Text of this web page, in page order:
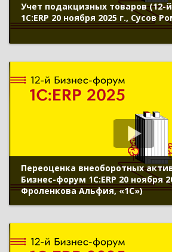
Учет подакцизных товаров (12-
1С:ERP 20 ноября 2025 г., Сусов
Переоценка внеоборотных
Бизнес-форум 1С:ERP 20 ноября
Фроленкова Альфия, «1С»)